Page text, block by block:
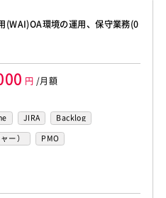
(WAI)OA環境の運用、保守業務(0
円 /月額
JIRA
Backlog
GitHub Enterprise
ー）
PMO